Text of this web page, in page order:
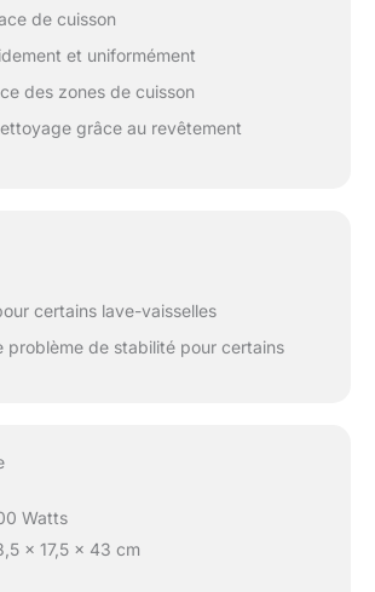
de cuisson
et uniformément
des zones de cuisson
grâce au revêtement
certains lave-vaisselles
problème de stabilité pour certains
Watts
x 17,5 x 43 cm